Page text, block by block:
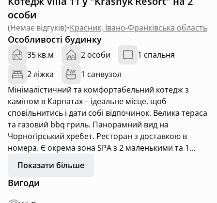
особи
(Немає відгуків)•Красник, Івано-Франківська область
Особливості будинку
35 кв.м 2 особи
1 спальня
2 ліжка
1 санвузол
Мінімалістичний та комфортабельний котедж з
каміном в Карпатах – ідеальне місце, щоб
сповільнитись і дати собі відпочинок. Велика тераса
та газовий bbq гриль. Панорамний вид на
Чорногірський хребет. Ресторан з доставкою в
номера. Є окрема зона SPA з 2 маленькими та 1
великим чаном/джакузі.
Показати більше
Вигоди